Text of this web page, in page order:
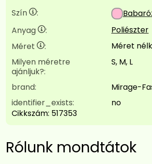
Szín
:
Anyag
:
Poliészter
Méret
:
Méret
Milyen méretre
ajánljuk?:
S, M, L
brand:
Mirage-
identifier_exists:
no
Cikkszám: 517353
Rólunk mondtátok